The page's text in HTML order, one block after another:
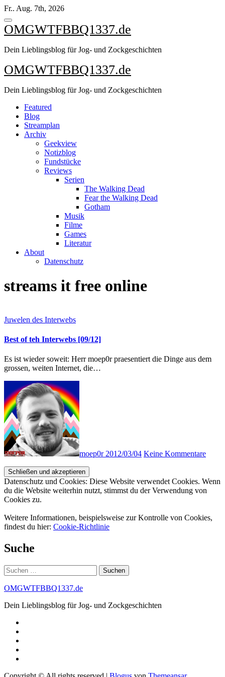
Zum
Inhalt
springen
Fr.. Aug. 7th, 2026
OMGWTFBBQ1337.de
Dein Lieblingsblog für Jog- und Zockgeschichten
OMGWTFBBQ1337.de
Dein Lieblingsblog für Jog- und Zockgeschichten
Featured
Blog
Streamplan
Archiv
Geekview
Notizblog
Fundstücke
Reviews
Serien
The Walking Dead
Fear the Walking Dead
Gotham
Musik
Filme
Games
Literatur
About
Datenschutz
streams it free online
Juwelen des Interwebs
Best of teh Interwebs [09/12]
Es ist wieder soweit: Herr moep0r praesentiert die Dinge aus dem
grossen, weiten Internet, die…
moep0r2012/03/04 Keine Kommentare
Datenschutz und Cookies: Diese Website verwendet Cookies. Wenn
du die Website weiterhin nutzt, stimmst du der Verwendung von
Cookies zu.
Weitere Informationen, beispielsweise zur Kontrolle von Cookies,
findest du hier: Cookie-Richtlinie
Suche
Suchen
nach:
OMGWTFBBQ1337.de
Dein Lieblingsblog für Jog- und Zockgeschichten